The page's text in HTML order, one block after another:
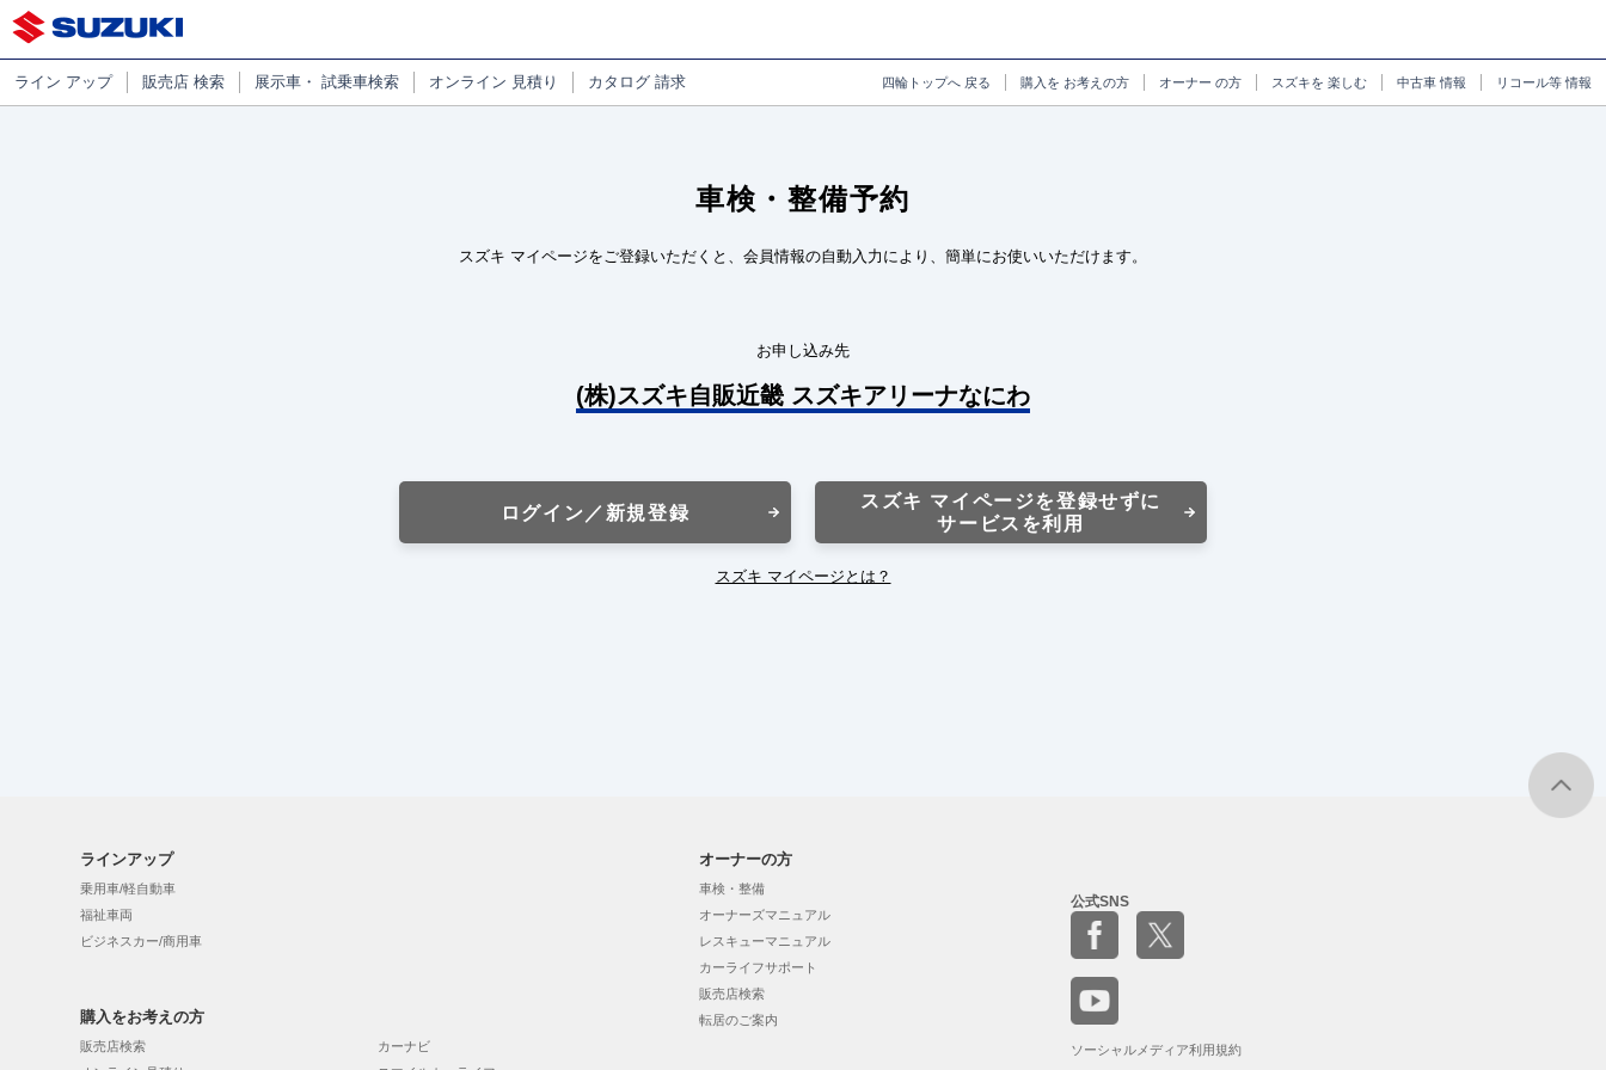
ライン アップ 販売店 検索 展示車・ 試乗車検索 オンライン 見積り カタログ 請求 四輪トップへ 戻る 購入を お考えの方 オーナー の方 スズキを 楽しむ 中古車情報 リコール等情報
車検・整備予約
スズキ マイページをご登録いただくと、会員情報の自動入力により、簡単にお使いいただけます。
お申し込み先
(株)スズキ自販近畿 スズキアリーナなにわ
ログイン／新規登録
スズキ マイページを登録せずに
サービスを利用
スズキ マイページとは？
ラインアップ
乗用車/軽自動車
福祉車両
ビジネスカー/商用車
購入をお考えの方
販売店検索
カーナビ
オーナーの方
車検・整備
オーナーズマニュアル
レスキューマニュアル
カーライフサポート
販売店検索
転居のご案内
公式SNS
ソーシャルメディア利用規約